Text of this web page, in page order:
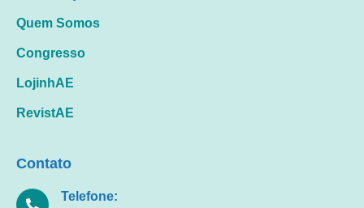
Quem Somos
Congresso
LojinhAE
RevistAE
Contato
Telefone: